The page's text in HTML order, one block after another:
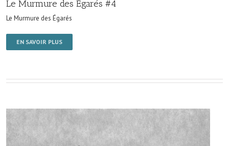
Le Murmure des Égarés #4
Le Murmure des Égarés
EN SAVOIR PLUS